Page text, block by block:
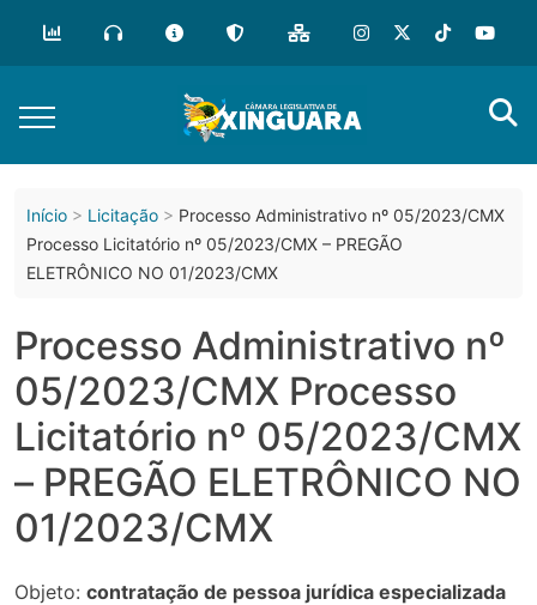
conteúdo
Início Licitação
Processo Administrativo nº 05/2023/CMX
Processo Licitatório nº 05/2023/CMX – PREGÃO
ELETRÔNICO NO 01/2023/CMX
Processo Administrativo nº
05/2023/CMX Processo
Licitatório nº 05/2023/CMX
– PREGÃO ELETRÔNICO NO
01/2023/CMX
Objeto: contratação de pessoa jurídica especializada